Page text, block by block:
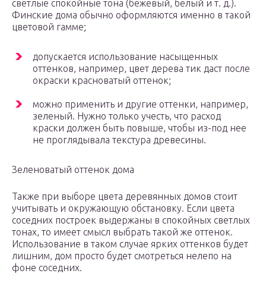
светлые спокойные тона (бежевый, белый и т. д.).
Финские дома обычно оформляются именно в такой
цветовой гамме;
допускается использование насыщенных
оттенков, например, цвет дерева тик даст после
окраски красноватый оттенок;
можно применить и другие оттенки, например,
зеленый. Нужно только учесть, что расход
краски должен быть повыше, чтобы из-под нее
не проглядывала текстура древесины.
Зеленоватый оттенок дома
Также при выборе цвета деревянных домов стоит
учитывать и окружающую обстановку. Если цвета
соседних построек выдержаны в спокойных светлых
тонах, то имеет смысл выбрать такой же оттенок.
Использование в таком случае ярких оттенков будет
лишним, дом просто будет смотреться нелепо на
фоне соседних.